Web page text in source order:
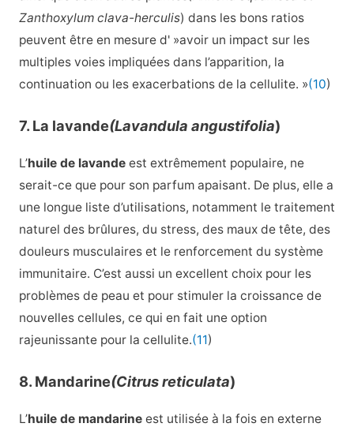
Zanthoxylum clava-herculis) dans les bons ratios
peuvent être en mesure d' »avoir un impact sur les
multiples voies impliquées dans l’apparition, la
continuation ou les exacerbations de la cellulite. »(10)
7. La lavande(Lavandula angustifolia)
L’huile de lavandeest extrêmement populaire, ne
serait-ce que pour son parfum apaisant. De plus, elle a
une longue liste d’utilisations, notamment le traitement
naturel des brûlures, du stress, des maux de tête, des
douleurs musculaires et le renforcement du système
immunitaire. C’est aussi un excellent choix pour les
problèmes de peau et pour stimuler la croissance de
nouvelles cellules, ce qui en fait une option
rajeunissante pour la cellulite.(11)
8. Mandarine(Citrus reticulata)
L’huile de mandarineest utilisée à la fois en externe